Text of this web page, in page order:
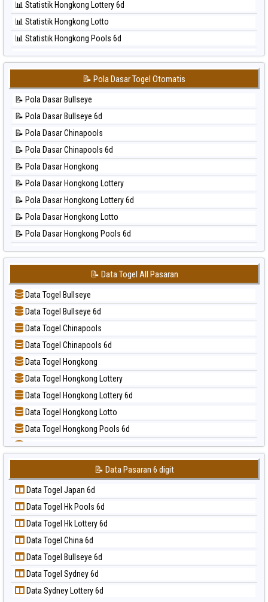
⚽ Bola Hitam Singapore
⚽ Bola Hitam Sydney
⚽ Bola Hitam Sydney Lottery
⚽ Bola Hitam Sydney Lottery 6d
⚽ Bola Hitam Sydney Lotto
⚽ Bola Hitam Sydney Pools 6d
⚽ Bola Hitam Taipei
⚽ Bola Hitam Taiwan
📊 Statistik Hongkong Lottery 6d
📊 Statistik Hongkong Lotto
📊 Statistik Hongkong Pools 6d
📊 Statistik Japan
📊 Statistik Japan 6d
📊 Statistik Korea
📊 Statistik Kuda Lari
📊 Statistik Magnum Cambodia
📊 Statistik Nagoya
📊 Statistik New York Midday
📊 Statistik North Carolina Day
📊 Statistik Pcso
📊 Statistik Pennsylvania Day
📊 Statistik Sao Paulo
📊 Statistik Singapore
📊 Statistik Sydney
📊 Statistik Sydney Lottery
📊 Statistik Sydney Lottery 6d
📊 Statistik Sydney Lotto
📊 Statistik Sydney Pools 6d
📊 Statistik Taipei
📊 Statistik Taiwan
📝 Pola Dasar Togel Otomatis
📝 Pola Dasar Bullseye
📝 Pola Dasar Bullseye 6d
📝 Pola Dasar Chinapools
📝 Pola Dasar Chinapools 6d
📝 Pola Dasar Hongkong
📝 Pola Dasar Hongkong Lottery
📝 Pola Dasar Hongkong Lottery 6d
📝 Pola Dasar Hongkong Lotto
📝 Pola Dasar Hongkong Pools 6d
📝 Pola Dasar Japan
📝 Pola Dasar Japan 6d
📝 Pola Dasar Korea
📝 Pola Dasar Kuda Lari
📝 Pola Dasar Magnum Cambodia
📝 Pola Dasar Nagoya
📝 Pola Dasar North Carolina Day
📝 Pola Dasar Pcso
📝 Pola Dasar Sao Paulo
📝 Pola Dasar Singapore
📝 Pola Dasar Sydney
📝 Pola Dasar Sydney Lottery
📝 Pola Dasar Sydney Lottery 6d
📝 Pola Dasar Sydney Lotto
📝 Pola Dasar Sydney Pools 6d
📝 Pola Dasar Taipei
📝 Pola Dasar Taiwan
📝 Data Togel All Pasaran
Data Togel Bullseye
Data Togel Bullseye 6d
Data Togel Chinapools
Data Togel Chinapools 6d
Data Togel Hongkong
Data Togel Hongkong Lottery
Data Togel Hongkong Lottery 6d
Data Togel Hongkong Lotto
Data Togel Hongkong Pools 6d
Data Togel Japan
Data Togel Japan 6d
Data Togel Korea
Data Togel Kuda Lari
Data Togel Magnum Cambodia
Data Togel Nagoya
Data Togel North Carolina Day
Data Togel Pcso
Data Togel Sao Paulo
Data Togel Singapore
📝 Data Pasaran 6 digit
Data Togel Japan 6d
Data Togel Hk Pools 6d
Data Togel Hk Lottery 6d
Data Togel China 6d
Data Togel Bullseye 6d
Data Togel Sydney 6d
Data Sydney Lottery 6d